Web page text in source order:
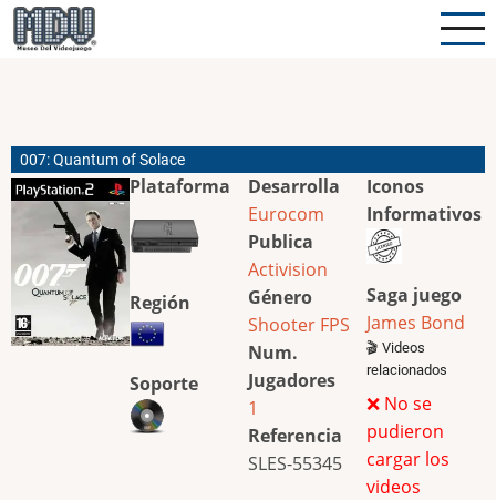
Pasar
al
007: Quantum of Solace
Plataforma
Región
Soporte
Desarrolla
Eurocom
Publica
Activision
Género
Shooter FPS
Num.
Jugadores
1
Referencia
SLES-55345
Iconos
Informativos
Saga juego
James Bond
🎬 Videos
relacionados
❌ No se
pudieron
cargar los
videos